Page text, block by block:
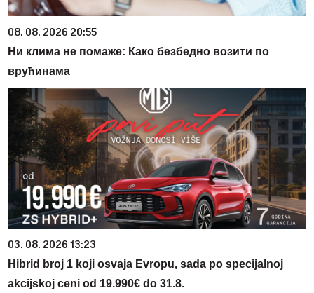
08. 08. 2026 20:55
Ни клима не помаже: Како безбедно возити по
врућинама
03. 08. 2026 13:23
Hibrid broj 1 koji osvaja Evropu, sada po specijalnoj
akcijskoj ceni od 19.990€ do 31.8.